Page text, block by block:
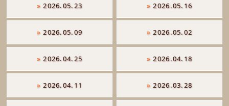
» 2026.05.23 » 2026.05.16
» 2026.05.09 » 2026.05.02
» 2026.04.25 » 2026.04.18
» 2026.04.11 » 2026.03.28